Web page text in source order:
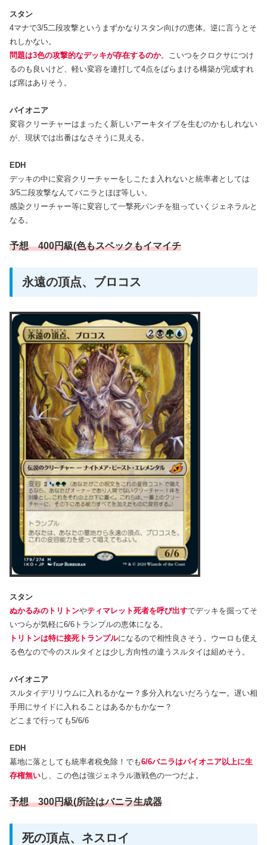
スタン
4マナで3/5二段攻撃というまずかなりスタン向けの恵体。逆に言うとそ
れしかない。
問題は3色の攻撃的なデッキが存在するのか。こいつをクロクサにつけ
るのも良いけど、軽い変容を連打して4点をばらまける構築が完成すれ
ば席はありそう。
パイオニア
変容クリーチャーはまったく新しいアーキタイプを生むのかもしれない
が、現状では出番はなさそうに見える。
EDH
デッキの中に変容クリーチャーをしこたま入れないと統率者としては
3/5二段攻撃なんてバニラとほぼ等しい。
感染クリーチャー等に変容して一撃死パンチを狙っていくジェネラルと
なる。
予想 400円級(色もスペックもイマイチ
永遠の頂点、ブロコス
スタン
ぬかるみのトリトンやティマレット死者を呼び出すでデッキを掘ってそ
いつらが気軽に6/6トランプルの恵体になる。
トリトンは特に接死トランプルになるので相性良さそう。ウーロも使え
る色なので今のスルタイとは少し方向性の違うスルタイは組めそう。
パイオニア
スルタイデリリウムに入れるかなー？多分入れないだろうなー。遅い相
手用にサイドに入れることはあるかもかなー？
どこまで行っても5/6/6
EDH
墓地に落としても統率者税免除！でも6/6バニラはパイオニア以上に生
存権無いし、この色は強ジェネラル激戦色の一つだよ。
予想 300円級(所詮はバニラ生成器
死の頂点、ネスロイ